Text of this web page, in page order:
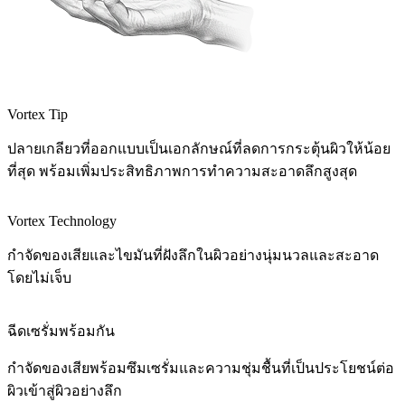
Vortex Tip
ปลายเกลียวที่ออกแบบเป็นเอกลักษณ์ที่ลดการกระตุ้นผิวให้น้อย
ที่สุด พร้อมเพิ่มประสิทธิภาพการทำความสะอาดลึกสูงสุด
Vortex Technology
กำจัดของเสียและไขมันที่ฝังลึกในผิวอย่างนุ่มนวลและสะอาด
โดยไม่เจ็บ
ฉีดเซรั่มพร้อมกัน
กำจัดของเสียพร้อมซึมเซรั่มและความชุ่มชื้นที่เป็นประโยชน์ต่อ
ผิวเข้าสู่ผิวอย่างลึก